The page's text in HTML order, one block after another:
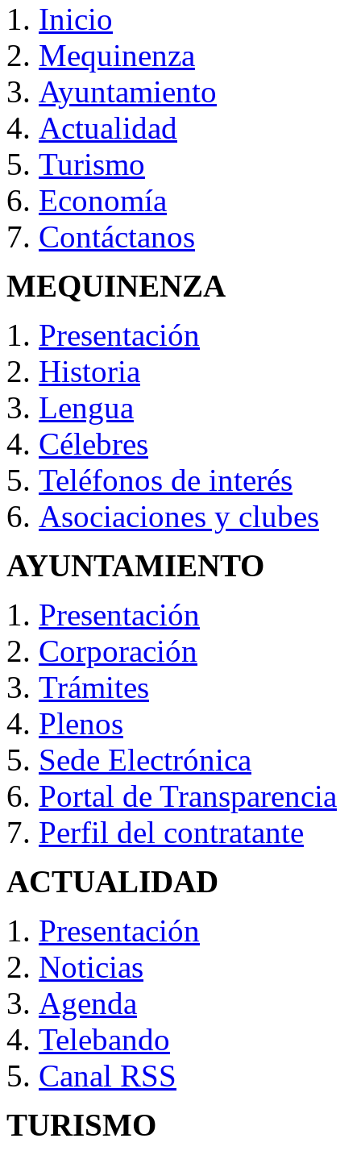
Inicio
Mequinenza
Ayuntamiento
Actualidad
Turismo
Economía
Contáctanos
MEQUINENZA
Presentación
Historia
Lengua
Célebres
Teléfonos de interés
Asociaciones y clubes
AYUNTAMIENTO
Presentación
Corporación
Trámites
Plenos
Sede Electrónica
Portal de Transparencia
Perfil del contratante
ACTUALIDAD
Presentación
Noticias
Agenda
Telebando
Canal RSS
TURISMO